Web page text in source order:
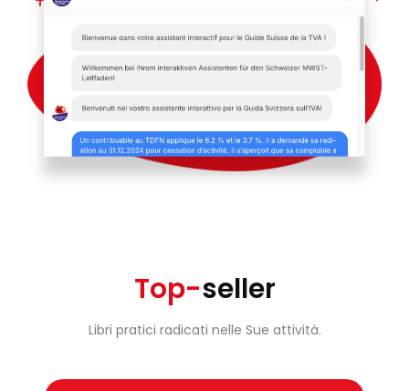
Top-seller
Libri pratici radicati nelle Sue attività.